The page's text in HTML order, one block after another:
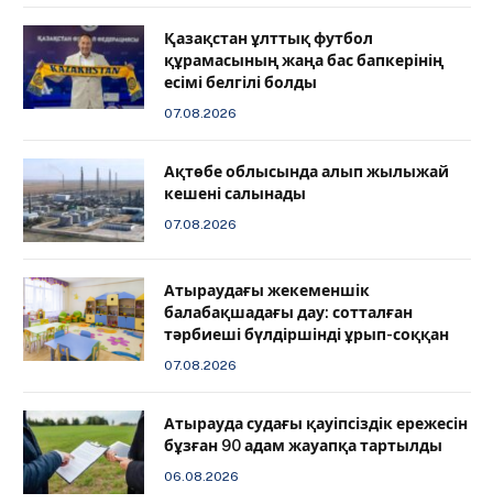
Қазақстан ұлттық футбол
құрамасының жаңа бас бапкерінің
есімі белгілі болды
07.08.2026
Ақтөбе облысында алып жылыжай
кешені салынады
07.08.2026
Атыраудағы жекеменшік
балабақшадағы дау: сотталған
тәрбиеші бүлдіршінді ұрып-соққан
07.08.2026
Атырауда судағы қауіпсіздік ережесін
бұзған 90 адам жауапқа тартылды
06.08.2026